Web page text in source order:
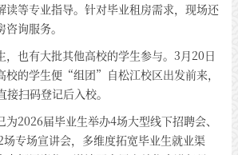
读等专业指导。针对毕业租房需求，现场还
询服务。
，也有大批其他高校的学生参与。3月20日
校的学生便“组团”自松江校区出发前来，
扫码登记后入校。
2026届毕业生举办4场大型线下招聘会、
专场宣讲会，多维度拓宽毕业生就业渠